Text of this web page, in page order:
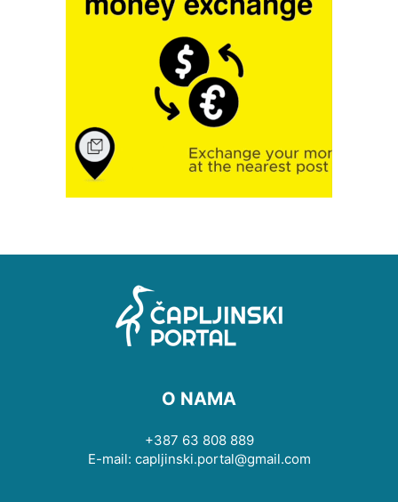
O NAMA
+387 63 808 889
E-mail: capljinski.portal@gmail.com